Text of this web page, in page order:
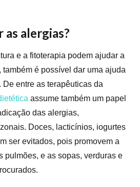
alergias?
e a fitoterapia podem ajudar a
é possível dar uma ajuda
entre as terapêuticas da
assume também um papel
das alergias,
Doces, lacticínios, iogurtes
ser evitados, pois promovem a
pulmões, e as sopas, verduras e